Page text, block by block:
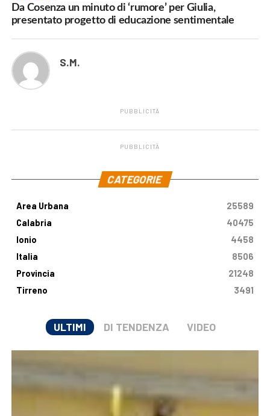
Da Cosenza un minuto di ‘rumore’ per Giulia,
presentato progetto di educazione sentimentale
S.M.
PUBBLICITÀ
PUBBLICITÀ
CATEGORIE
Area Urbana
25589
Calabria
40475
Ionio
4458
Italia
8506
Provincia
21248
Tirreno
3491
ULTIMI DI TENDENZA VIDEO